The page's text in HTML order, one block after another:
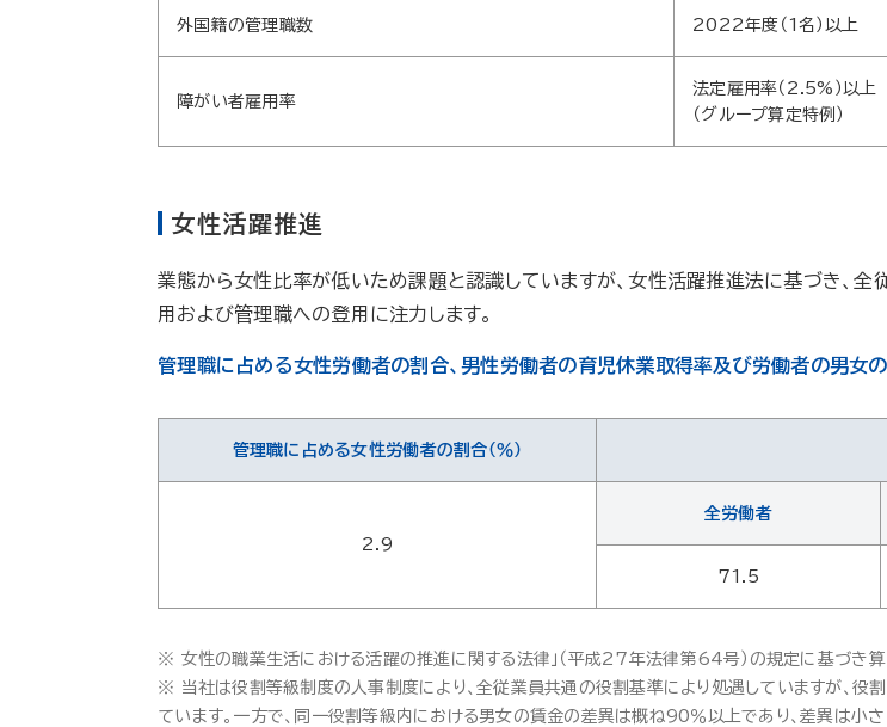
外国籍の管理職数 2022年度（1名）以上
障がい者雇用率
法定雇用率（2.5%）以上
（グループ算定特例）
女性活躍推進
業態から女性比率が低いため課題と認識していますが、女性活躍推進法に基づき、
用および管理職への登用に注力します。
管理職に占める女性労働者の割合、男性労働者の育児休業取得率及び労働者の男女
管理職に占める女性労働者の割合（％）
2.9
全労働者
71.5
※ 女性の職業生活における活躍の推進に関する法律」（平成27年法律第64号）の規定に基づき算
※ 当社は役割等級制度の人事制度により、全従業員共通の役割基準により処遇していますが、役
ています。一方で、同一役割等級内における男女の賃金の差異は概ね90％以上であり、差異は小さ